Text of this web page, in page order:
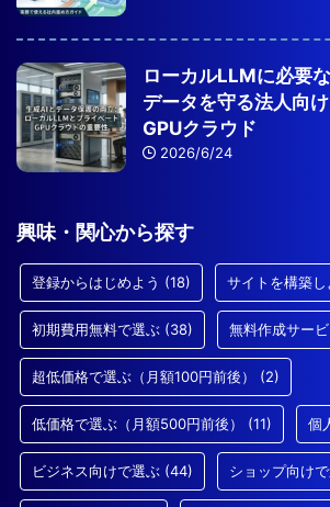
ローカルLLMに必要
データを守る法人向
GPUクラウド
2026/6/24
興味・関心から探す
登録からはじめよう (18) サイトを構築し
初期費用無料で選ぶ (38) 無料作成サー
超低価格で選ぶ（月額100円前後） (2)
低価格で選ぶ（月額500円前後） (11) 個
ビジネス向けで選ぶ (44) ショップ向け